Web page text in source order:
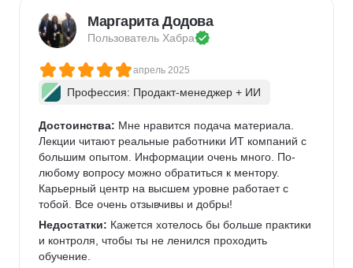
Маргарита Додова
Пользователь Хабра
апрель 2025
Профессия: Продакт-менеджер + ИИ
Достоинства: Мне нравится подача материала.
Лекции читают реальные работники ИТ компаний с
большим опытом. Информации очень много. По-
любому вопросу можно обратиться к ментору.
Карьерный центр на высшем уровне работает с
тобой. Все очень отзывчивы и добры!
Недостатки: Кажется хотелось бы больше практики
и контроля, чтобы ты не ленился проходить
обучение.